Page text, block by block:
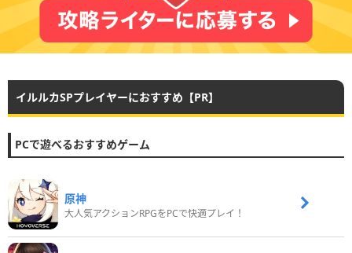
イルルカSPプレイヤーにおすすめ【PR】
PCで遊べるおすすめゲーム
原神
大人気アクションRPGをPCで快適プレイ！